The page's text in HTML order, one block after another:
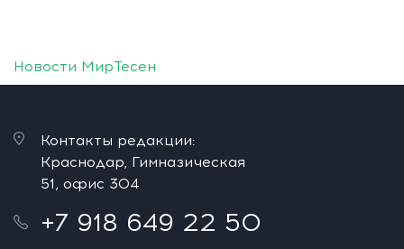
Новости МирТесен
Контакты редакции:
Краснодар, Гимназическая
51, офис 304
+7 918 649 22 50